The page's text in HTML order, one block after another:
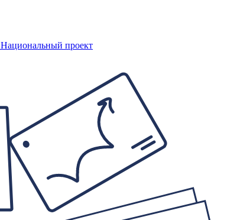
Национальный проект